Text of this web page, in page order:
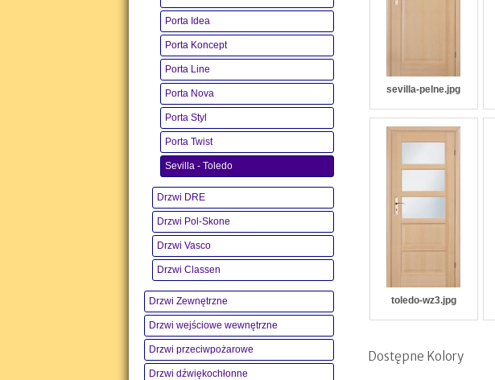
sevilla-pelne.jpg
toledo-wz3.jpg
Dostępne Kolory
Porta Idea
Porta Koncept
Porta Line
Porta Nova
Porta Styl
Porta Twist
Sevilla - Toledo
Drzwi DRE
Drzwi Pol-Skone
Drzwi Vasco
Drzwi Classen
Drzwi Zewnętrzne
Drzwi wejściowe wewnętrzne
Drzwi przeciwpożarowe
Drzwi dźwiękochłonne